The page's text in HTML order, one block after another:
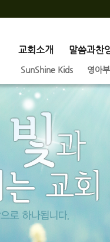
SunShine Kids 영아부
교회소개 말씀과찬